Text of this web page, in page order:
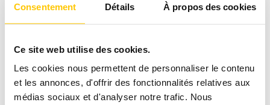
Consentement Détails À propos des cookies
Ce site web utilise des cookies.
Les cookies nous permettent de personnaliser le contenu
et les annonces, d'offrir des fonctionnalités relatives aux
médias sociaux et d'analyser notre trafic. Nous